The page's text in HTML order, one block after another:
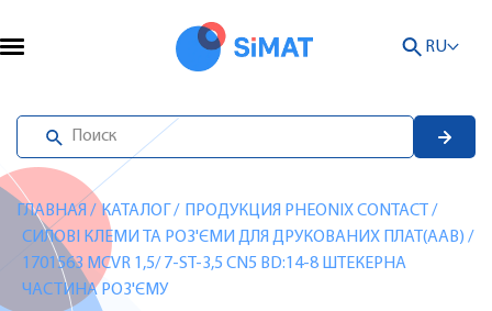
RU
ГЛАВНАЯ / КАТАЛОГ / ПРОДУКЦИЯ PHEONIX CONTACT /
СИЛОВІ КЛЕМИ ТА РОЗ'ЄМИ ДЛЯ ДРУКОВАНИХ ПЛАТ(AAB) /
1701563 MCVR 1,5/ 7-ST-3,5 CN5 BD:14-8 ШТЕКЕРНА
ЧАСТИНА РОЗ'ЄМУ